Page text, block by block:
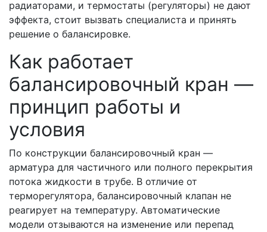
радиаторами, и термостаты (регуляторы) не дают
эффекта, стоит вызвать специалиста и принять
решение о балансировке.
Как работает
балансировочный кран —
принцип работы и
условия
По конструкции балансировочный кран —
арматура для частичного или полного перекрытия
потока жидкости в трубе. В отличие от
терморегулятора, балансировочный клапан не
реагирует на температуру. Автоматические
модели отзываются на изменение или перепад